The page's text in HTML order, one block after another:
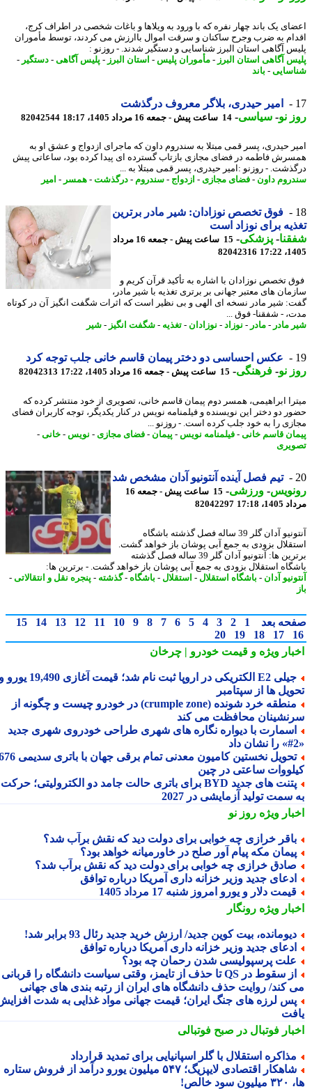
یک باند چهار نفره که با ورود به ویلاها و باغات شخصی در اطراف کرج،
به ضرب وجرح ساکنان و سرقت اموال باارزش می کردند، توسط مأموران
آگاهی استان البرز شناسایی و دستگیر شدند. - روزنو :
آگاهی استان البرز -مأموران پلیس-استان البرز -پلیس آگاهی-دستگیر-
-باند
امیر حیدری، بلاگر معروف درگذشت
نو- سیاسی-14 ساعت پیش - جمعه 16 مرداد 1405، 18:17 82042544
حیدری، پسر قمی مبتلا به سندروم داون که ماجرای ازدواج و عشق او به
فاطمه در فضای مجازی بازتاب گسترده ای پیدا کرده بود، ساعاتی پیش
- روزنو :امیر حیدری، پسر قمی مبتلا به ...
داون-فضای مجازی- ازدواج -سندروم- درگذشت-همسر-امیر
فوق تخصص نوزادان: شیر مادر برترین
برای نوزاد است
-پزشکی-
15 ساعت پیش - جمعه 16 مرداد
82042316
تخصص نوزادان با اشاره به تأکید قرآن کریم و
های معتبر جهانی بر برتری تغذیه با شیر مادر،
شیر مادر نسخه ای الهی و بی نظیر است که اثرات شگفت انگیز آن در کوتاه
- شفقنا- فوق ...
مادر -مادر -نوزاد- نوزادان - تغذیه-شگفت انگیز -شیر
عکس احساسی دو دختر پیمان قاسم خانی جلب توجه کرد
نو- فرهنگی-15 ساعت پیش - جمعه 16 مرداد 1405، 17:22 82042313
ابراهیمی، همسر دوم پیمان قاسم خانی، تصویری از خود منتشر کرده که
دو دختر این نویسنده و فیلمنامه نویس در کنار یکدیگر، توجه کاربران فضای
را به خود جلب کرده است. - روزنو ...
قاسم خانی-فیلمنامه نویس-پیمان-فضای مجازی- نویس-خانی-
تیم فصل آینده آنتونیو آدان مشخص شد
-ورزشی-
15 ساعت پیش - جمعه 16
17:18
82042297
آنتونیو آدان گلر 39 ساله فصل گذشته باشگاه
بزودی به جمع آبی پوشان باز خواهد گشت.
برترین ها: آنتونیو آدان گلر 39 ساله فصل گذشته
استقلال بزودی به جمع آبی پوشان باز خواهد گشت. - برترین ها:
آدان - باشگاه استقلال-استقلال-باشگاه-گذشته-پنجره نقل و انتقالاتی-
بعد 1
2
3
4
5
6
7
8
9
10
11
12
13
14
15
17
18
19
20
ویژهو قیمت خودرو | چرخان
جیلی E2 الکتریکی در اروپا ثبت نام شد؛ قیمت آغازی 19,490 یورو و
ها از سپتامبر
منطقه خرد شونده (crumple zone) در خودرو چیست و چگونه از
محافظت می کند
با دیواره نگاره های شهری طراحی خودروی شهری جدید
تحویل نخستین کامیون معدنی تمام برقی جهان با باتری سدیمی 676
ساعتی در چین
پتنت های جدید BYD برای باتری حالت جامد دو الکترولیتی؛ حرکت
سمت تولید آزمایشی در 2027
ویژهروز نو
خرازی چه خوابی برای دولت دید که نقش برآب شد؟
مکه پیام آور صلح در خاورمیانه خواهد بود؟
خرازی چه خوابی برای دولت دید که نقش برآب شد؟
جدید وزیر خزانه داری آمریکا درباره توافق
دلار و یورو امروز شنبه 17 مرداد 1405
ویژهرونگار
بیت کوین جدید/ ارزش خرید جدید رئال 93 برابر شد!
جدید وزیر خزانه داری آمریکا درباره توافق
پرسپولیسی شدن رحمان چه بود؟
از سقوط در QS تا حذف از تایمز، وقتی سیاست دانشگاه را قربانی
کند/ روایت حذف دانشگاه های ایران از رتبه بندی های جهانی
لرزه های جنگ ایران؛ قیمت جهانی مواد غذایی به شدت افزایش
فوتبال در صبح فوتبالی
استقلال با گلر اسپانیایی برای تمدید قرارداد
شاهکار اقتصادی لایپزیگ؛ ۵۴۷ میلیون یورو درآمد از فروش ستاره